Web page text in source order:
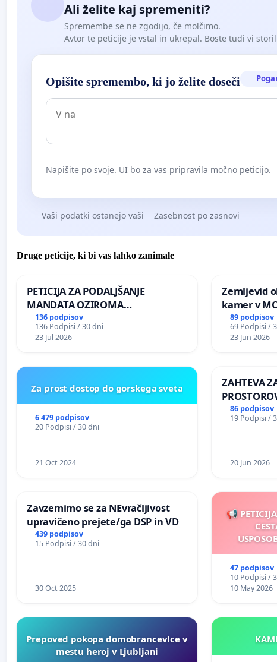
Ali želite kaj spremeniti?
Spremembe se ne zgodijo, če molčimo.
Avtor te peticije je vstal in ukrepal. Boste tudi vi
Opišite spremembo, ki jo želite doseči
Napišite po svoje. UI bo za vas pripravila močno peticijo.
Vaši podatki ostanejo vaši Zasebnost po zasnovi
Druge peticije, ki bi vas lahko zanimale
PETICIJA ZA PODALJŠANJE
MANDATA OZIROMA
ČIMPREJŠNJO PONOVNO
NAPOTITEV GOSPODA BERNARDA
ŠRAJNERJA NA VELEPOSLANIŠTVO
136 podpisov
136 Podpisi / 30 dni
23 Jul 2026
Zemljevid
kamer v
89 podpisov
69 Podpisi /
23 Jun 2026
Za prost dostop do gorskega sveta
6 479 podpisov
20 Podpisi / 30 dni
21 Oct 2024
ZAHTEVA
KRAJEVNE
86 podpisov
19 Podpisi /
20 Jun 2026
Zavzemimo se za NEvračljivost
upravičeno prejete/ga DSP in VD
439 podpisov
15 Podpisi / 30 dni
30 Oct 2025
📢
47 podpisov
10 Podpisi /
10 May 2026
Prepoved pokopa domobrancevlce v
mestu heroj v Ljubljani